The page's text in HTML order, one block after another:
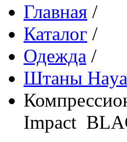
Главная /
Каталог /
Одежда /
Штаны
Impact